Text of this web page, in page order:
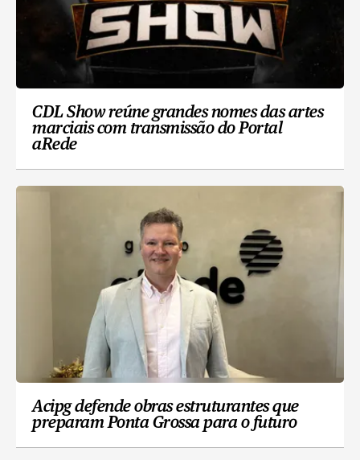
CDL Show reúne grandes nomes das artes
marciais com transmissão do Portal
aRede
Acipg defende obras estruturantes que
preparam Ponta Grossa para o futuro